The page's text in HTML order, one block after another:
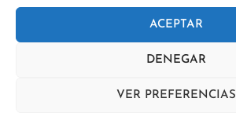
ACEPTAR
DENEGAR
VER PREFERENCIAS